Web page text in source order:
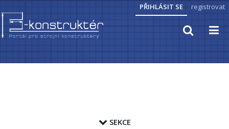
PŘIHLÁSIT SE registrovat
PŘEVODY JEDNOTEK
SEKCE